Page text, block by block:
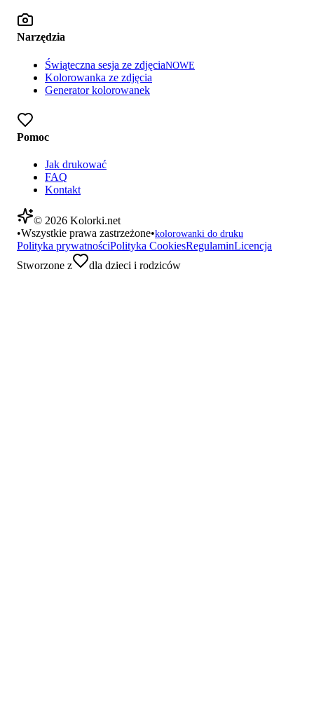
Narzędzia
Świąteczna sesja ze zdjęciaNOWE
Kolorowanka ze zdjęcia
Generator kolorowanek
Pomoc
Jak drukować
FAQ
Kontakt
© 2026 Kolorki.net
•Wszystkie prawa zastrzeżone•kolorowanki do druku
Polityka prywatnościPolityka CookiesRegulaminLicencja
Stworzone z
dla dzieci i rodziców